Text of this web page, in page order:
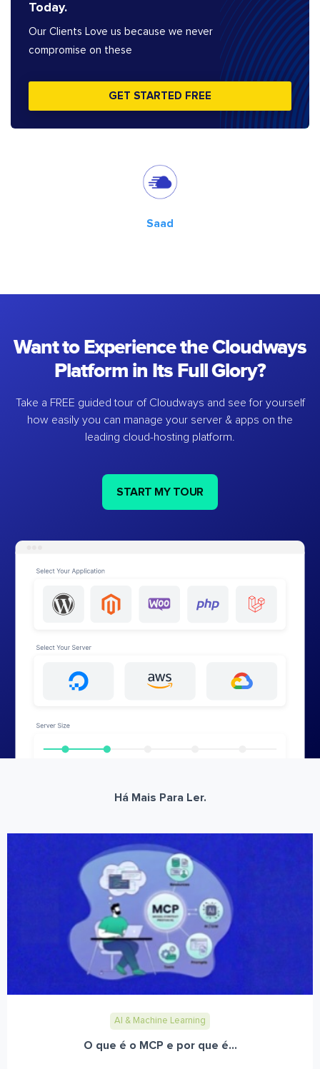
Today.
Our Clients Love us because we never
compromise on these
GET STARTED FREE
Saad
Want to Experience the Cloudways
Platform in Its Full Glory?
Take a FREE guided tour of Cloudways and see for yourself
how easily you can manage your server & apps on the
leading cloud-hosting platform.
START MY TOUR
Há Mais Para Ler.
AI & Machine Learning
O que é o MCP e por que é...